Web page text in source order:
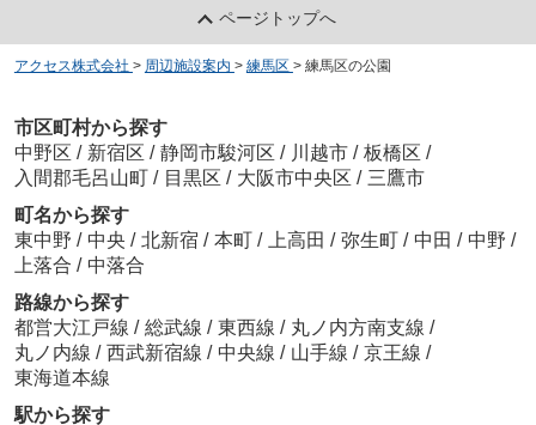
ページトップへ
アクセス株式会社 > 周辺施設案内 > 練馬区 > 練馬区の公園
市区町村から探す
中野区 / 新宿区 / 静岡市駿河区 / 川越市 / 板橋区 /
入間郡毛呂山町 / 目黒区 / 大阪市中央区 / 三鷹市
町名から探す
東中野 / 中央 / 北新宿 / 本町 / 上高田 / 弥生町 / 中田 / 中野 /
上落合 / 中落合
路線から探す
都営大江戸線 / 総武線 / 東西線 / 丸ノ内方南支線 /
丸ノ内線 / 西武新宿線 / 中央線 / 山手線 / 京王線 /
東海道本線
駅から探す